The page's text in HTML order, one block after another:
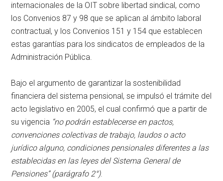
internacionales de la OIT sobre libertad sindical, como
los Convenios 87 y 98 que se aplican al ámbito laboral
contractual, y los Convenios 151 y 154 que establecen
estas garantías para los sindicatos de empleados de la
Administración Pública.
Bajo el argumento de garantizar la sostenibilidad
financiera del sistema pensional, se impulsó el trámite del
acto legislativo en 2005, el cual confirmó que a partir de
su vigencia “no podrán establecerse en pactos,
convenciones colectivas de trabajo, laudos o acto
jurídico alguno, condiciones pensionales diferentes a las
establecidas en las leyes del Sistema General de
Pensiones” (parágrafo 2°).